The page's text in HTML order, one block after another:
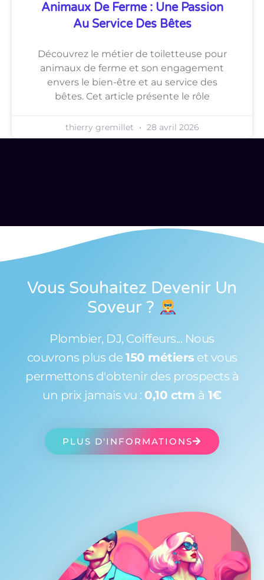
Animaux De Ferme : Une Passion
Au Service Des Bêtes
Découvrez le métier de toiletteuse pour
animaux de ferme et son engagement
envers le bien-être et au service des
bêtes. Cet article présente le rôle
thierry gremillet 28 avril 2026
Vous Souhaitez Devenir Un
Soveur ?
Plombier, DJ, Coiffeurs... Nous
couvrons plus de 150 métiers et vous
permettons d'obtenir des prospects à
un prix jamais vu : 0,10 ctm à 1€
PLUS D'INFORMATIONS